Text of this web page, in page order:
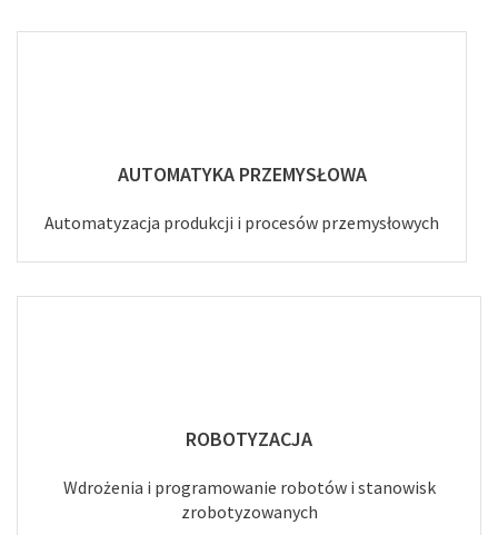
AUTOMATYKA PRZEMYSŁOWA
Automatyzacja produkcji i procesów przemysłowych
ROBOTYZACJA
Wdrożenia i programowanie robotów i stanowisk
zrobotyzowanych